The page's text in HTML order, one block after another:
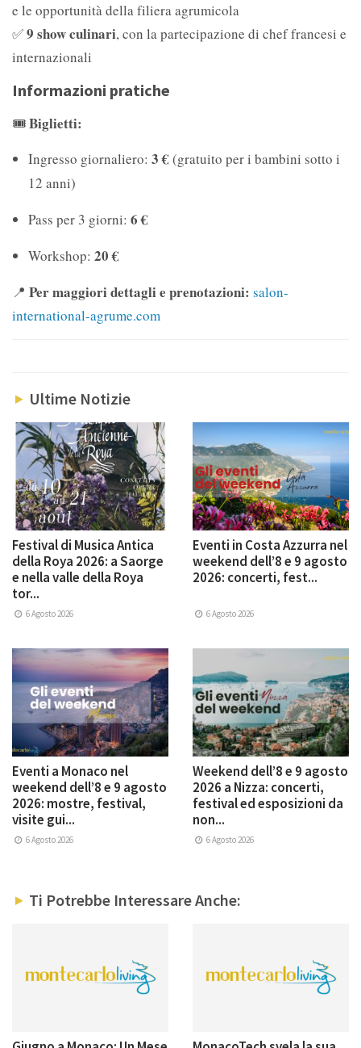
e le opportunità della filiera agrumicola
✅9 show culinari, con la partecipazione di chef francesi e
internazionali
Informazioni pratiche
🎟Biglietti:
Ingresso giornaliero: 3 € (gratuito per i bambini sotto i
12 anni)
Pass per 3 giorni: 6 €
Workshop: 20 €
📍 Per maggiori dettagli e prenotazioni: salon-
international-agrume.com
Ultime Notizie
Festival di Musica Antica
della Roya 2026: a Saorge
e nella valle della Roya
tor...
6 Agosto 2026
Eventi in Costa Azzurra nel
weekend dell’8 e 9 agosto
2026: concerti, fest...
6 Agosto 2026
Eventi a Monaco nel
weekend dell’8 e 9 agosto
2026: mostre, festival,
visite gui...
6 Agosto 2026
Weekend dell’8 e 9 agosto
2026 a Nizza: concerti,
festival ed esposizioni da
non...
6 Agosto 2026
Ti Potrebbe Interessare Anche: